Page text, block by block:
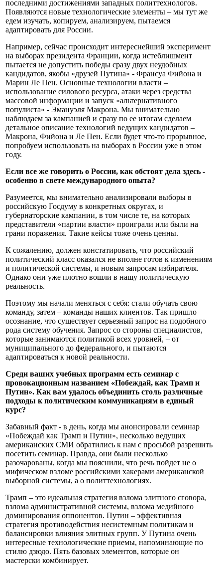
последними достижениями западных политтехнологов.
Появляются новые технологические элементы – мы тут же
едем изучать, копируем, анализируем, пытаемся
адаптировать для России.
Например, сейчас происходит интереснейший эксперимент
на выборах президента Франции, когда истеблишмент
пытается не допустить победы сразу двух неудобных
кандидатов, якобы «друзей Путина» - Франсуа Фийона и
Марин Ле Пен. Основные технологии власти –
использование силового ресурса, атаки через средства
массовой информации и запуск «альтернативного
популиста» - Эмануэля Макрона. Мы внимательно
наблюдаем за кампанией и сразу по ее итогам сделаем
детальное описание технологий ведущих кандидатов –
Макрона, Фийона и Ле Пен. Если будет что-то прорывное,
попробуем использовать на выборах в России уже в этом
году.
Если все же говорить о России, как обстоят дела здесь -
особенно в свете международного опыта?
Разумеется, мы внимательно анализировали выборы в
российскую Госдуму в конкретных округах, и
губернаторские кампании, в том числе те, на которых
представители «партии власти» проиграли или были на
грани поражения. Такие кейсы тоже очень ценны.
К сожалению, должен констатировать, что российский
политический класс оказался не вполне готов к изменениям
и политической системы, и новым запросам избирателя.
Однако они уже плотно вошли в нашу политическую
реальность.
Поэтому мы начали меняться с себя: стали обучать свою
команду, затем – команды наших клиентов. Так пришло
осознание, что существует серьезный запрос на подобного
рода систему обучения. Запрос со стороны специалистов,
которые занимаются политикой всех уровней, – от
муниципального до федерального, и пытаются
адаптироваться к новой реальности.
Среди ваших учебных программ есть семинар с
провокационным названием «Побеждай, как Трамп и
Путин». Как вам удалось объединить столь различные
подходы к политическим коммуникациям в единый
курс?
Забавный факт - в день, когда мы анонсировали семинар
«Побеждай как Трамп и Путин», несколько ведущих
американских СМИ обратились к нам с просьбой разрешить
посетить семинар. Правда, они были несколько
разочарованы, когда мы пояснили, что речь пойдет не о
мифическом взломе российскими хакерами американской
выборной системы, а о политтехнологиях.
Трамп – это идеальная стратегия взлома элитного сговора,
взлома административной системы, взлома медийного
доминирования оппонентов. Путин – эффективная
стратегия противодействия несистемным политикам и
балансировки влияния элитных групп. У Путина очень
интересные технологические приемы, напоминающие по
стилю дзюдо. Пять базовых элементов, которые он
мастерски комбинирует.